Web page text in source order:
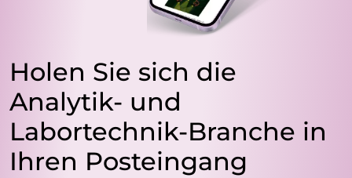
Holen Sie sich die
Analytik- und
Labortechnik-Branche in
Ihren Posteingang